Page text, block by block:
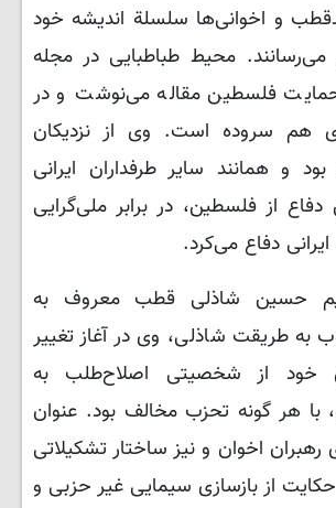
و اخوانی‌ها سلسلة اندیشه خود
محیط طباطبایی در مجله
فلسطین مقاله می‌نوشت و در
هم سروده است. وی از نزدیکان
بود و همانند سایر طرفداران ایرانی
از فلسطین، در برابر ملی‌گرایی
دفاع می‌کرد.
حسین شاذلی قطب معروف به
طریقت شاذلی، وی در آغاز تغییر
خود از شخصیتی اصلاح‌طلب به
با هر گونه تحزب مخالف بود. عنوان
رهبران اخوان و نیز ساختار تشکیلاتی
از بازسازی سیمایی غیر حزبی و